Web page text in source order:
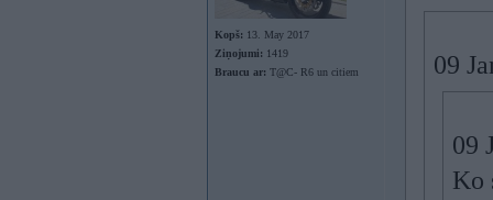
Kopš: 13. May 2017
Ziņojumi: 1419
Braucu ar: T@C- R6 un citiem 09
09
Ko